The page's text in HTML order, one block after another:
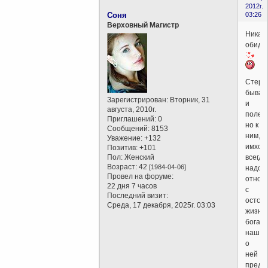
2012г.
03:26
Соня
Верховный Магистр
Зарегистрирован: Вторник, 31
августа, 2010г.
Приглашений: 0
Сообщений: 8153
Уважение: +132
Позитив: +101
Пол: Женский
Возраст: 42[1984-04-06]
Провел на форуме:
22 дня 7 часов
Последний визит:
Среда, 17 декабря, 2025г. 03:03
обид
и
но к
ним,
имхо,
всегда
надо
с
жизнь
богаче
наших
о
ней